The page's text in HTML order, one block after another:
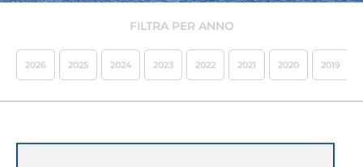
FILTRA PER ANNO
2026 2025 2024 2023 2022 2021 2020 2019